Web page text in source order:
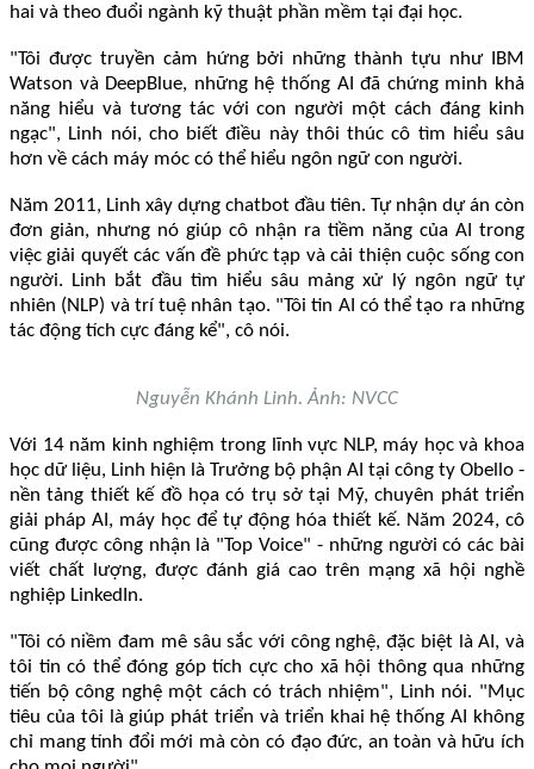
hai và theo đuổi ngành kỹ thuật phần mềm tại đại học.
"Tôi được truyền cảm hứng bởi những thành tựu như IBM
Watson và DeepBlue, những hệ thống AI đã chứng minh khả
năng hiểu và tương tác với con người một cách đáng kinh
ngạc", Linh nói, cho biết điều này thôi thúc cô tìm hiểu sâu
hơn về cách máy móc có thể hiểu ngôn ngữ con người.
Năm 2011, Linh xây dựng chatbot đầu tiên. Tự nhận dự án còn
đơn giản, nhưng nó giúp cô nhận ra tiềm năng của AI trong
việc giải quyết các vấn đề phức tạp và cải thiện cuộc sống con
người. Linh bắt đầu tìm hiểu sâu mảng xử lý ngôn ngữ tự
nhiên (NLP) và trí tuệ nhân tạo. "Tôi tin AI có thể tạo ra những
tác động tích cực đáng kể", cô nói.
Nguyễn Khánh Linh. Ảnh: NVCC
Với 14 năm kinh nghiệm trong lĩnh vực NLP, máy học và khoa
học dữ liệu, Linh hiện là Trưởng bộ phận AI tại công ty Obello -
nền tảng thiết kế đồ họa có trụ sở tại Mỹ, chuyên phát triển
giải pháp AI, máy học để tự động hóa thiết kế. Năm 2024, cô
cũng được công nhận là "Top Voice" - những người có các bài
viết chất lượng, được đánh giá cao trên mạng xã hội nghề
nghiệp LinkedIn.
"Tôi có niềm đam mê sâu sắc với công nghệ, đặc biệt là AI, và
tôi tin có thể đóng góp tích cực cho xã hội thông qua những
tiến bộ công nghệ một cách có trách nhiệm", Linh nói. "Mục
tiêu của tôi là giúp phát triển và triển khai hệ thống AI không
chỉ mang tính đổi mới mà còn có đạo đức, an toàn và hữu ích